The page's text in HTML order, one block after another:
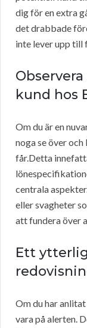
dig för en extra
det drabbade
inte lever upp till
kund hos
Om du är en
noga se över
får.Detta
centrala
eller svagheter
att fundera över
Ett
Om du har
vara på alerten.